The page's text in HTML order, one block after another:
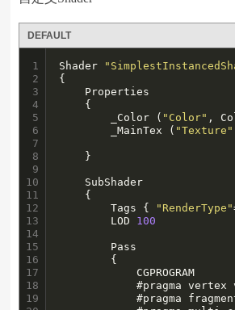
DEFAULT
1
2
3
4
5
6
7
8
9
10
11
12
13
14
15
16
17
18
19
Shader
{
    Properties
    {
        _Color (
"Color" ,
        _MainTex (
"Texture"
    }
    SubShader
    {
        Tags {
"RenderType"
        LOD
100
        Pass
        {
            CGPROGRAM
#pragma vertex
#pragma